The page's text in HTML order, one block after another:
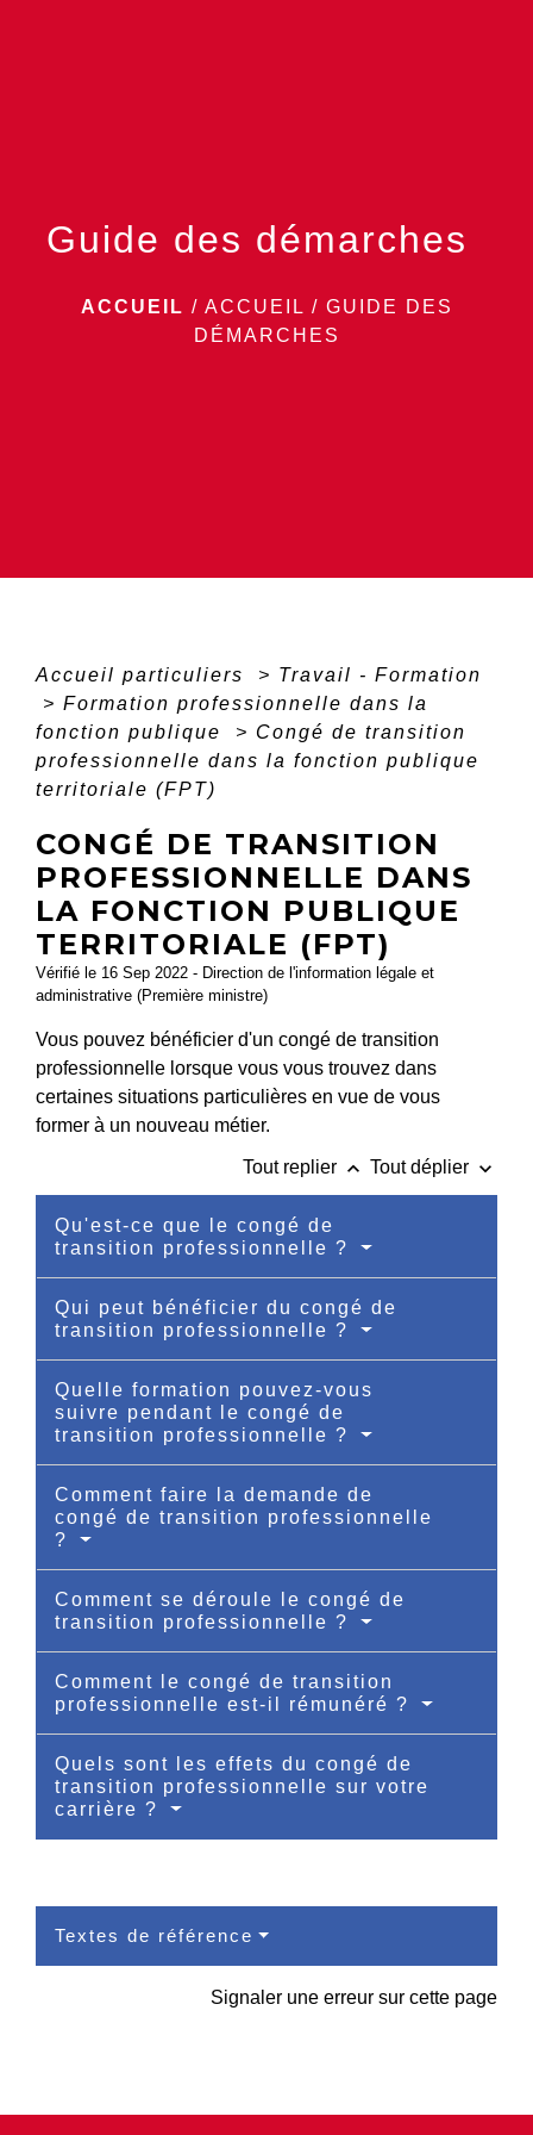
Guide des démarches
ACCUEIL / ACCUEIL / GUIDE DES
DÉMARCHES
Accueil particuliers > Travail - Formation
> Formation professionnelle dans la
fonction publique
> Congé de transition
professionnelle dans la fonction publique
territoriale (FPT)
CONGÉ DE TRANSITION
PROFESSIONNELLE DANS
LA FONCTION PUBLIQUE
TERRITORIALE (FPT)
Vérifié le 16 Sep 2022 - Direction de l'information légale et
administrative (Première ministre)
Vous pouvez bénéficier d'un congé de transition
professionnelle lorsque vous vous trouvez dans
certaines situations particulières en vue de vous
former à un nouveau métier.
Tout replier keyboard_arrow_up Tout déplier keyboard_arrow_down
Qu'est-ce que le congé de
transition professionnelle ?
Qui peut bénéficier du congé de
transition professionnelle ?
Quelle formation pouvez-vous
suivre pendant le congé de
transition professionnelle ?
Comment faire la demande de
congé de transition professionnelle
?
Comment se déroule le congé de
transition professionnelle ?
Comment le congé de transition
professionnelle est-il rémunéré ?
Quels sont les effets du congé de
transition professionnelle sur votre
carrière ?
Textes de référence
Signaler une erreur sur cette page